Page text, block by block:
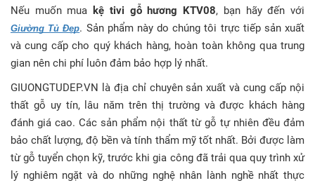
Nếu muốn mua kệ tivi gỗ hương KTV08, bạn hãy đến với
Giường Tủ Đẹp. Sản phẩm này do chúng tôi trực tiếp sản xuất
và cung cấp cho quý khách hàng, hoàn toàn không qua trung
gian nên chi phí luôn đảm bảo hợp lý nhất.
GIUONGTUDEP.VN là địa chỉ chuyên sản xuất và cung cấp nội
thất gỗ uy tín, lâu năm trên thị trường và được khách hàng
đánh giá cao. Các sản phẩm nội thất từ gỗ tự nhiên đều đảm
bảo chất lượng, độ bền và tính thẩm mỹ tốt nhất. Bởi được làm
từ gỗ tuyển chọn kỹ, trước khi gia công đã trải qua quy trình xử
lý nghiêm ngặt và do những nghệ nhân lành nghề nhất thực